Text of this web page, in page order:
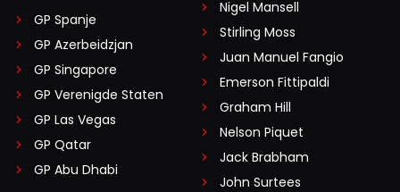
GP Spanje
GP Azerbeidzjan
GP Singapore
GP Verenigde Staten
GP Las Vegas
GP Qatar
GP Abu Dhabi
Nigel Mansell
Stirling Moss
Juan Manuel Fangio
Emerson Fittipaldi
Graham Hill
Nelson Piquet
Jack Brabham
John Surtees